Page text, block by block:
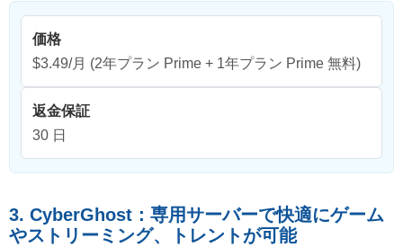
価格
$3.49/月 (2年プラン Prime + 1年プラン Prime 無料)
返金保証
30 日
3. CyberGhost：専用サーバーで快適にゲーム
やストリーミング、トレントが可能